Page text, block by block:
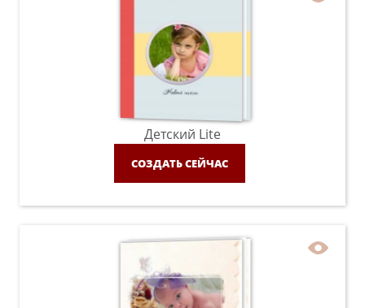
Детский Lite
СОЗДАТЬ СЕЙЧАС